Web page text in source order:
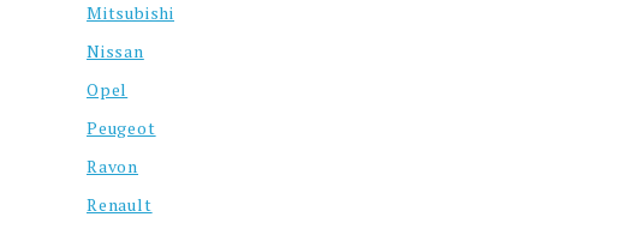
Mitsubishi
Nissan
Opel
Peugeot
Ravon
Renault